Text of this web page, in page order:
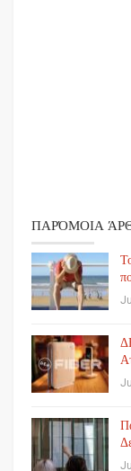
ΠΑΡΌΜΟΙΑ